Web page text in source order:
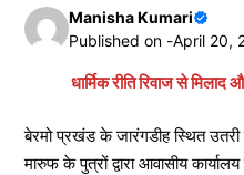
Manisha Kumari
Published on -April 20,
धार्मिक रीति रिवाज से
बेरमो प्रखंड के जारंगडीह स्थित उतरी
मारुफ के पुत्रों द्वारा आवासीय